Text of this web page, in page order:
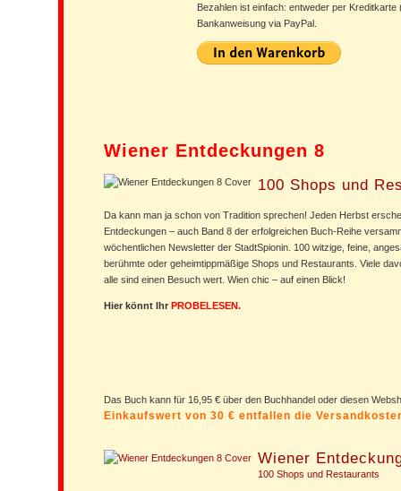
Bezahlen ist einfach: entweder per
Bankanweisung via PayPal.
Wiener Entdeckungen 8
100 Shops und
Da kann man ja schon von Tradition sprechen! Jeden Herbst
Entdeckungen – auch Band 8 der erfolgreichen Buch-Reihe
wöchentlichen Newsletter der StadtSpionin. 100 witzige, feine,
berühmte oder geheimtippmäßige Shops und Restaurants. Viele
alle sind einen Besuch wert. Wien chic – auf einen Blick!
Hier könnt Ihr PROBELESEN.
Das Buch kann für 16,95 € über den Buchhandel oder diesen
Einkaufswert von 30 € entfallen die
Wiener
100 Shops und Restaurants